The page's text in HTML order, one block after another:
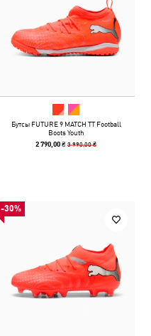
Бутсы FUTURE 9 MATCH TT Football
Boots Youth
2 790,00 ₴3 990,00 ₴
-30%